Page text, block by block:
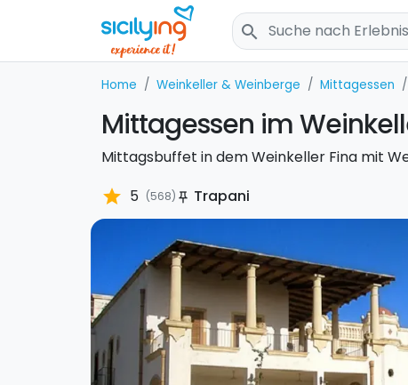
search
Home Weinkeller & Weinberge Mittagessen
Mittagessen im
Mittagsbuffet in dem Weinkeller Fina mit
star 5 (568) push_pin Trapani